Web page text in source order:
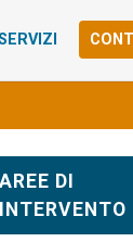
AREE DI
INTERVENTO